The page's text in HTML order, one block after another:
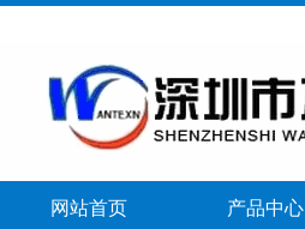
网站首页 产品中心